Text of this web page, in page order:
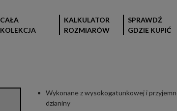
CAŁA
KOLEKCJA
KALKULATOR
ROZMIARÓW
SPRAWDŹ
GDZIE KUPIĆ
Wykonane z wysokogatunkowej i
dzianiny